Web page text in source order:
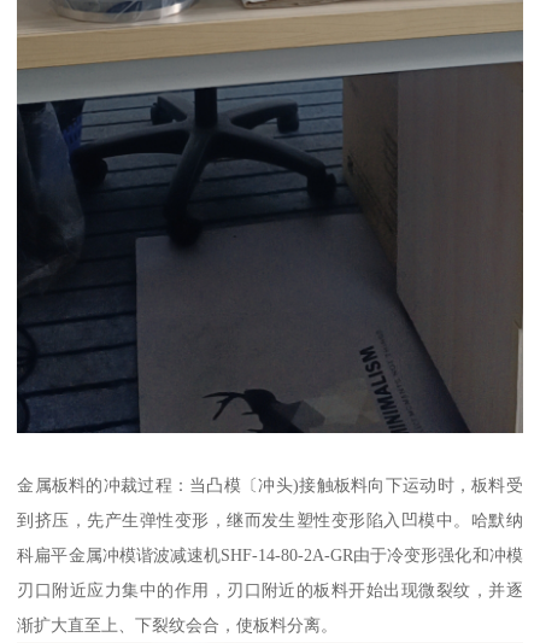
金属板料的冲裁过程：当凸模〔冲头)接触板料向下运动时，板料受
到挤压，先产生弹性变形，继而发生塑性变形陷入凹模中。哈默纳
科扁平金属冲模谐波减速机SHF-14-80-2A-GR由于冷变形强化和冲模
刃口附近应力集中的作用，刃口附近的板料开始出现微裂纹，并逐
渐扩大直至上、下裂纹会合，使板料分离。